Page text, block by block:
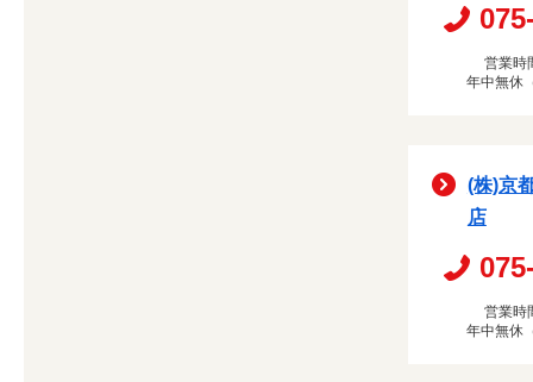
営業時
年中無休
(株)京
店
営業時
年中無休